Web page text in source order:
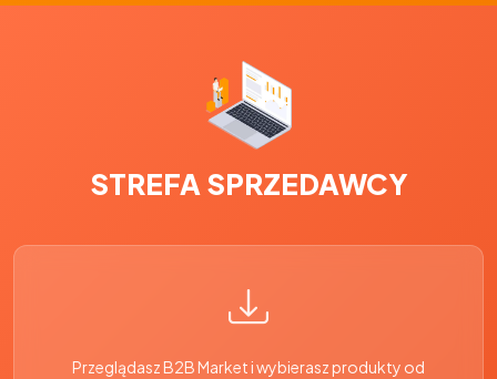
STREFA SPRZEDAWCY
Przeglądasz B2B Market i wybierasz produkty od